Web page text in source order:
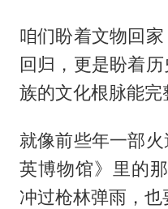
咱们盼着文物回
回归，更是盼着
族的文化根脉能完
就像前些年一部
英博物馆》里的
冲过枪林弹雨，也